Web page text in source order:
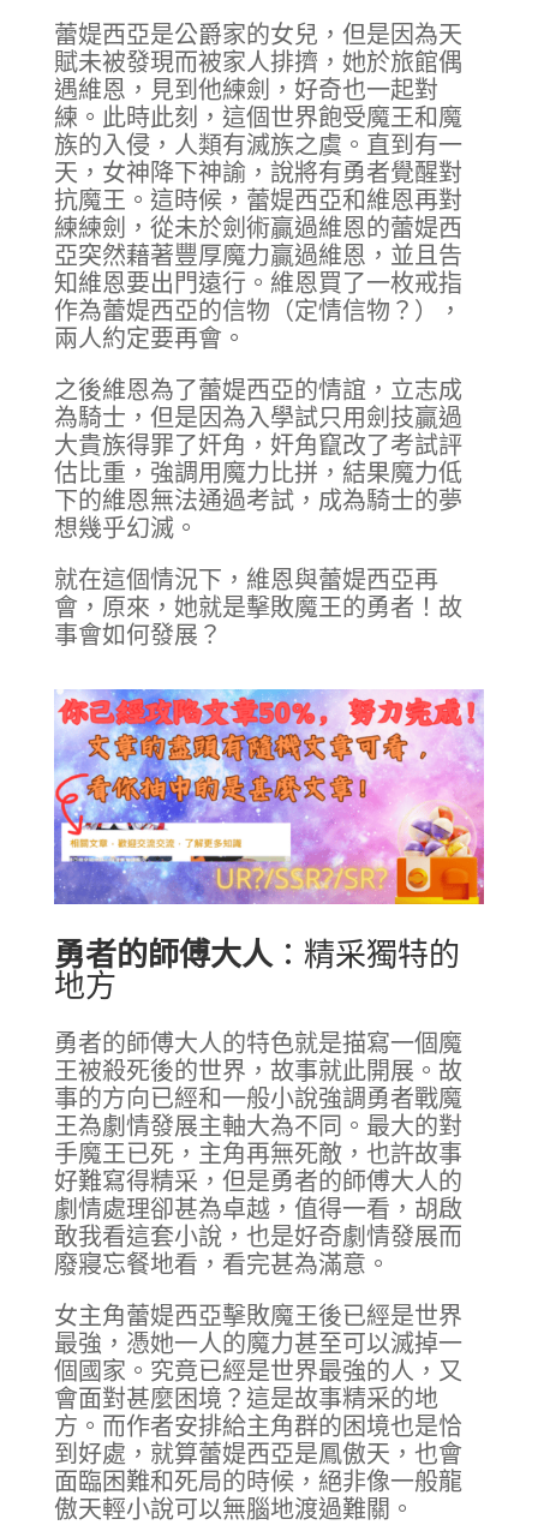
蕾媞西亞是公爵家的女兒，但是因為天
賦未被發現而被家人排擠，她於旅館偶
遇維恩，見到他練劍，好奇也一起對
練。此時此刻，這個世界飽受魔王和魔
族的入侵，人類有滅族之虞。直到有一
天，女神降下神諭，說將有勇者覺醒對
抗魔王。這時候，蕾媞西亞和維恩再對
練練劍，從未於劍術贏過維恩的蕾媞西
亞突然藉著豐厚魔力贏過維恩，並且告
知維恩要出門遠行。維恩買了一枚戒指
作為蕾媞西亞的信物（定情信物？），
兩人約定要再會。
之後維恩為了蕾媞西亞的情誼，立志成
為騎士，但是因為入學試只用劍技贏過
大貴族得罪了奸角，奸角竄改了考試評
估比重，強調用魔力比拼，結果魔力低
下的維恩無法通過考試，成為騎士的夢
想幾乎幻滅。
就在這個情況下，維恩與蕾媞西亞再
會，原來，她就是擊敗魔王的勇者！故
事會如何發展？
勇者的師傅大人：精采獨特的
地方
勇者的師傅大人的特色就是描寫一個魔
王被殺死後的世界，故事就此開展。故
事的方向已經和一般小說強調勇者戰魔
王為劇情發展主軸大為不同。最大的對
手魔王已死，主角再無死敵，也許故事
好難寫得精采，但是勇者的師傅大人的
劇情處理卻甚為卓越，值得一看，胡啟
敢我看這套小說，也是好奇劇情發展而
廢寢忘餐地看，看完甚為滿意。
女主角蕾媞西亞擊敗魔王後已經是世界
最強，憑她一人的魔力甚至可以滅掉一
個國家。究竟已經是世界最強的人，又
會面對甚麼困境？這是故事精采的地
方。而作者安排給主角群的困境也是恰
到好處，就算蕾媞西亞是鳳傲天，也會
面臨困難和死局的時候，絕非像一般龍
傲天輕小說可以無腦地渡過難關。